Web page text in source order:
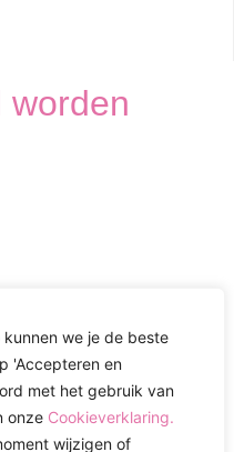
we je de beste
'Accepteren en
met het gebruik van
onze Cookieverklaring.
wijzigen of
worden